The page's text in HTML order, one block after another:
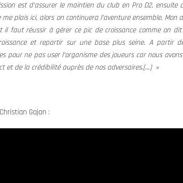
est d’assurer le maintien du club en Pro D2, ensuite
plais ici, alors on continuera l’aventure ensemble. Mon
il faut réussir à gérer ce pic de croissance comme on
et repartir sur une base plus seine. A partir
pour ne pas user l’organisme des joueurs car nous
et de la crédibilité auprès de nos adversaires.[…] »
Gajan :